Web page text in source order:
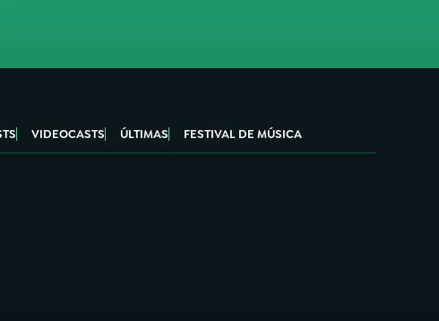
VIDEOCASTS ÚLTIMAS FESTIVAL DE MÚSICA